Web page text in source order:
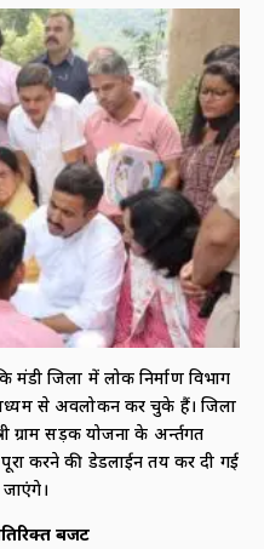
मंडी जिला में लोक निर्माण विभाग
से अवलोकन कर चुके हैं। जिला
ग्राम सड़क योजना के अर्न्तगत
पूरा करने की डेडलाईन तय कर दी गई
बजट